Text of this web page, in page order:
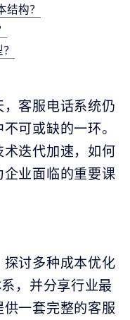
构？
客服电话系统仍
可或缺的一环。
迭代加速，如何
业面临的重要课
讨多种成本优化
，并分享行业最
一套完整的客服